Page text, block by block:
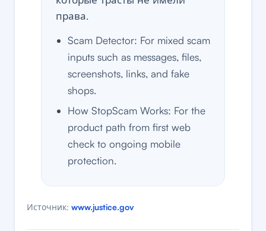
права.
Scam Detector: For mixed scam
inputs such as messages, files,
screenshots, links, and fake
shops.
How StopScam Works: For the
product path from first web
check to ongoing mobile
protection.
Источник: www.justice.gov